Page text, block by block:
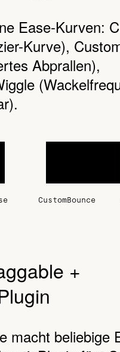
Ease-Kurven:
Kurve),
Abprallen),
CustomBounce
+
macht beliebige